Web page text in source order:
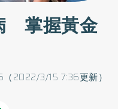
掌握黃金
2022/3/15 7:36更新）